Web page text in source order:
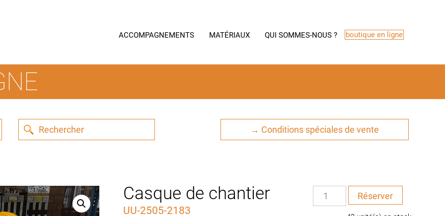
ACCOMPAGNEMENTS MATÉRIAUX QUI SOMMES-NOUS ? boutique en ligne
→ Conditions spéciales de vente
Casque de chantier
UU-2505-2183
quantité
Réserver